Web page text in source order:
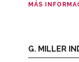
MÁS
G. MILLER